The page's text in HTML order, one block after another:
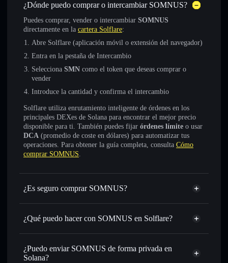
¿Dónde puedo comprar o intercambiar SOMNUS?
Puedes comprar, vender o intercambiar SOMNUS
directamente en la cartera Solflare:
Abre Solflare (aplicación móvil o extensión del navegador)
Entra en la pestaña de Intercambio
Selecciona SMN como el token que deseas comprar o
vender
Introduce la cantidad y confirma el intercambio
Solflare utiliza enrutamiento inteligente de órdenes en los
principales DEXes de Solana para encontrar el mejor precio
disponible para ti. También puedes fijar órdenes límite o usar
DCA (promedio de coste en dólares) para automatizar tus
operaciones. Para obtener la guía completa, consulta Cómo
comprar SOMNUS.
¿Es seguro comprar SOMNUS?
SOMNUS no está verificado
¿Qué puedo hacer con SOMNUS en Solflare?
SOMNUS
cartera de Solflare
Intercambiar al instante : operar con SMN para SOL,
USDC o miles de otros tokens de Solana con enrutamiento
¿Puedo enviar SOMNUS de forma privada en
Solana?